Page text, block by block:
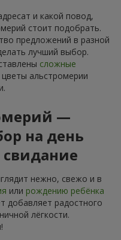
и какой повод,
стоит подобрать.
предложений в разной
лучший выбор.
сложные
цветы альстромерии
—
на день
нежно, свежо и в
или рождению ребёнка
добавляет радостного
лёгкости.